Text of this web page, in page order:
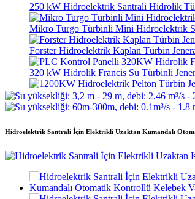
250 kW Hidroelektrik Santrali Hidrolik
Mikro Turgo Türbinli Mini Hidroelektrik
Forster Hidroelektrik Kaplan Türbin
320 kW Hidrolik Francis Su Türbinli
1200KW Hidroelektrik Pelton Türbin
Düşük İnşaat Maliyeti, Yüksek Verimlilik,
20 ft 250 kWh 582 kWh Konteynerli
Küçük 10kW 12kW 15kW 20kW Mikro
Hidroelektrik Santrali İçin Elektrikli Uzaktan Kumandalı